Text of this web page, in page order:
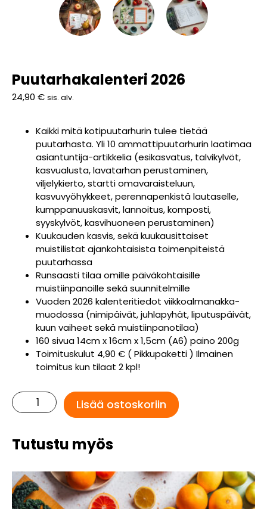
Puutarhakalenteri 2026
24,90 € sis. alv.
Kaikki mitä kotipuutarhurin tulee tietää
puutarhasta. Yli 10 ammattipuutarhurin laatimaa
asiantuntija-artikkelia (esikasvatus, talvikylvöt,
kasvualusta, lavatarhan perustaminen,
viljelykierto, startti omavaraisteluun,
kasvuvyöhykkeet, perennapenkistä lautaselle,
kumppanuuskasvit, lannoitus, komposti,
syyskylvöt, kasvihuoneen perustaminen)
Kuukauden kasvis, sekä kuukausittaiset
muistilistat ajankohtaisista toimenpiteistä
puutarhassa
Runsaasti tilaa omille päiväkohtaisille
muistiinpanoille sekä suunnitelmille
Vuoden 2026 kalenteritiedot viikkoalmanakka-
muodossa (nimipäivät, juhlapyhät, liputuspäivät,
kuun vaiheet sekä muistiinpanotilaa)
160 sivua 14cm x 16cm x 1,5cm (A6) paino 200g
Toimituskulut 4,90 € ( Pikkupaketti ) Ilmainen
toimitus kun tilaat 2 kpl!
Puutarhakalenteri
2026
Lisää ostoskoriin
Tutustu myös